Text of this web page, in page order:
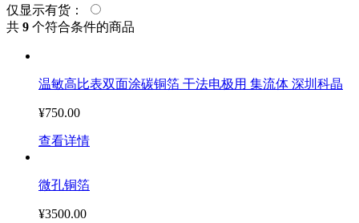
仅显示有货：
共 9 个符合条件的商品
温敏高比表双面涂碳铜箔 干法电极用 集流体 深圳科晶
¥750.00
查看详情
微孔铜箔
¥3500.00